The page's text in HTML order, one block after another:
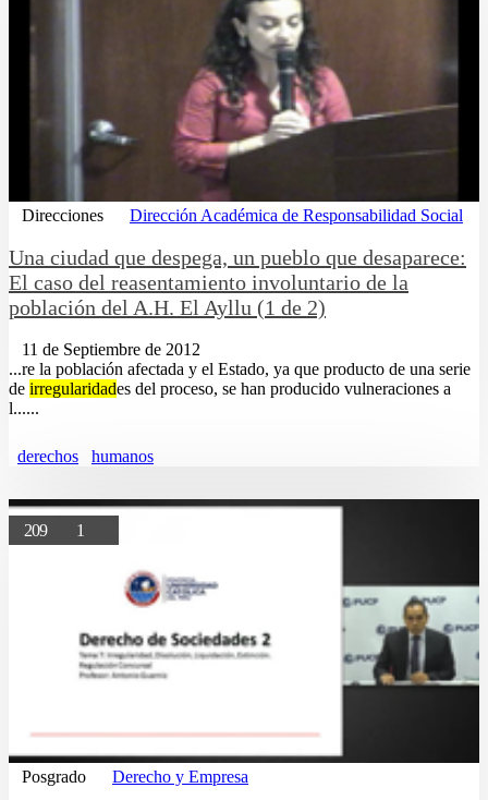
Direcciones Dirección Académica de Responsabilidad Social
Una ciudad que despega, un pueblo que desaparece:
El caso del reasentamiento involuntario de la
población del A.H. El Ayllu (1 de 2)
11 de Septiembre de 2012
...re la población afectada y el Estado, ya que producto de una serie
de irregularidades del proceso, se han producido vulneraciones a
l......
derechos humanos
209 1
Posgrado Derecho y Empresa